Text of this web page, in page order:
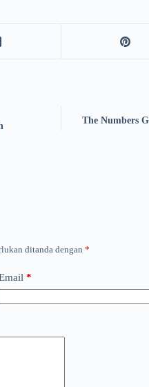
The Numbers
ditanda dengan *
*